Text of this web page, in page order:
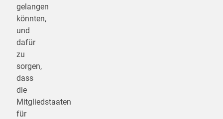
gelangen
könnten,
und
dafür
zu
sorgen,
dass
die
Mitgliedstaaten
für